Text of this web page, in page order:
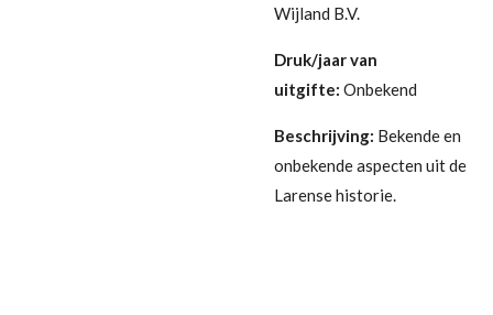
Wijland B.V.
Druk/jaar van
uitgifte: Onbekend
Beschrijving: Bekende en
onbekende aspecten uit de
Larense historie.